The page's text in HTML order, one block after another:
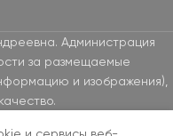
Администрация
за размещаемые
и изображения),
и сервисы веб-